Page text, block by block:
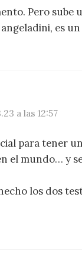
Pero sube
es
a las 12:57
para tener
el mundo… y
los dos